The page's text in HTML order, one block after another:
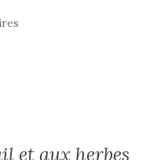
et aux herbes